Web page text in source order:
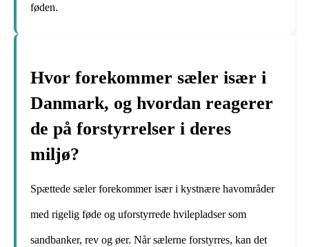
føden.
Hvor forekommer sæler især i
Danmark, og hvordan reagerer
de på forstyrrelser i deres
miljø?
Spættede sæler forekommer især i kystnære havområder
med rigelig føde og uforstyrrede hvilepladser som
sandbanker, rev og øer. Når sælerne forstyrres, kan det